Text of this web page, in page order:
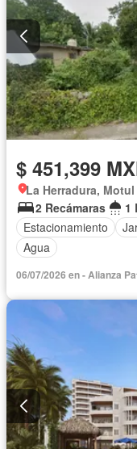
$ 451,399
La Herradura,
2 Recámaras
1
Estacionamiento
Agua
06/07/2026 en - Alianza